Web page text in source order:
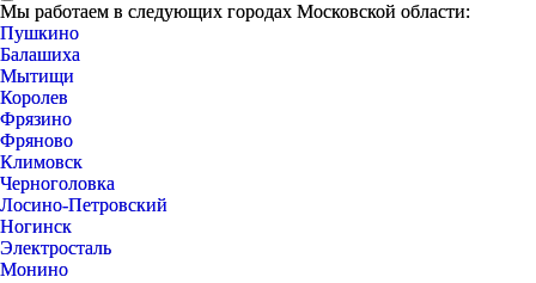
Мы работаем в следующих городах Московской области:
Пушкино
Балашиха
Мытищи
Королев
Фрязино
Фряново
Климовск
Черноголовка
Лосино-Петровский
Ногинск
Электросталь
Монино